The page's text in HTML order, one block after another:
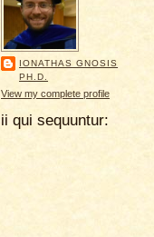
IONATHAS GNOSIS
PH.D.
View my complete profile
ii qui sequuntur: